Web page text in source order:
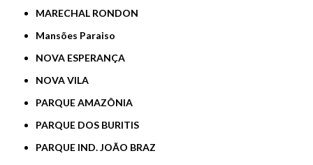
MARECHAL RONDON
Mansões Paraiso
NOVA ESPERANÇA
NOVA VILA
PARQUE AMAZÔNIA
PARQUE DOS BURITIS
PARQUE IND. JOÃO BRAZ